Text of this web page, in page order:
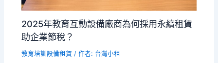
2025年教育互動設備廠商為何採用永續租賃
助企業節稅？
教育培訓設備租賃 / 作者: 台灣小租